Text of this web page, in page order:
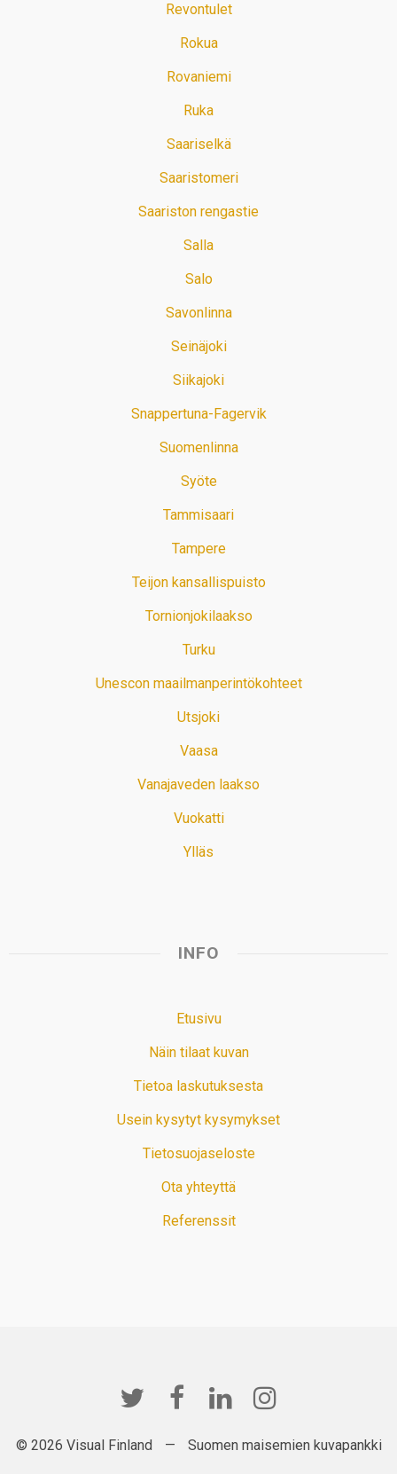
Revontulet
Rokua
Rovaniemi
Ruka
Saariselkä
Saaristomeri
Saariston rengastie
Salla
Salo
Savonlinna
Seinäjoki
Siikajoki
Snappertuna-Fagervik
Suomenlinna
Syöte
Tammisaari
Tampere
Teijon kansallispuisto
Tornionjokilaakso
Turku
Unescon maailmanperintökohteet
Utsjoki
Vaasa
Vanajaveden laakso
Vuokatti
Ylläs
INFO
Etusivu
Näin tilaat kuvan
Tietoa laskutuksesta
Usein kysytyt kysymykset
Tietosuojaseloste
Ota yhteyttä
Referenssit
© 2026 Visual Finland — Suomen maisemien kuvapankki